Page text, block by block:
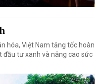
hóa, Việt Nam tăng tốc hoàn
đầu tư xanh và nâng cao sức